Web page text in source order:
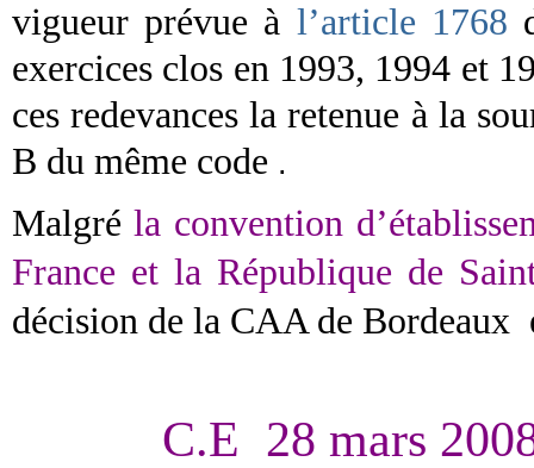
vigueur prévue à l’article 1768
exercices clos en 1993, 1994 et
ces redevances la retenue à la
B du même code .
Malgré la convention
France et la République de
décision de la CAA de
C.E 28 mars